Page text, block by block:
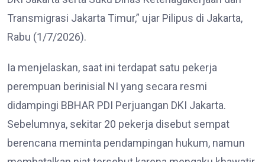
Transmigrasi Jakarta Timur,” ujar Pilipus di Jakarta,
Rabu (1/7/2026).
Ia menjelaskan, saat ini terdapat satu pekerja
perempuan berinisial NI yang secara resmi
didampingi BBHAR PDI Perjuangan DKI Jakarta.
Sebelumnya, sekitar 20 pekerja disebut sempat
berencana meminta pendampingan hukum, namun